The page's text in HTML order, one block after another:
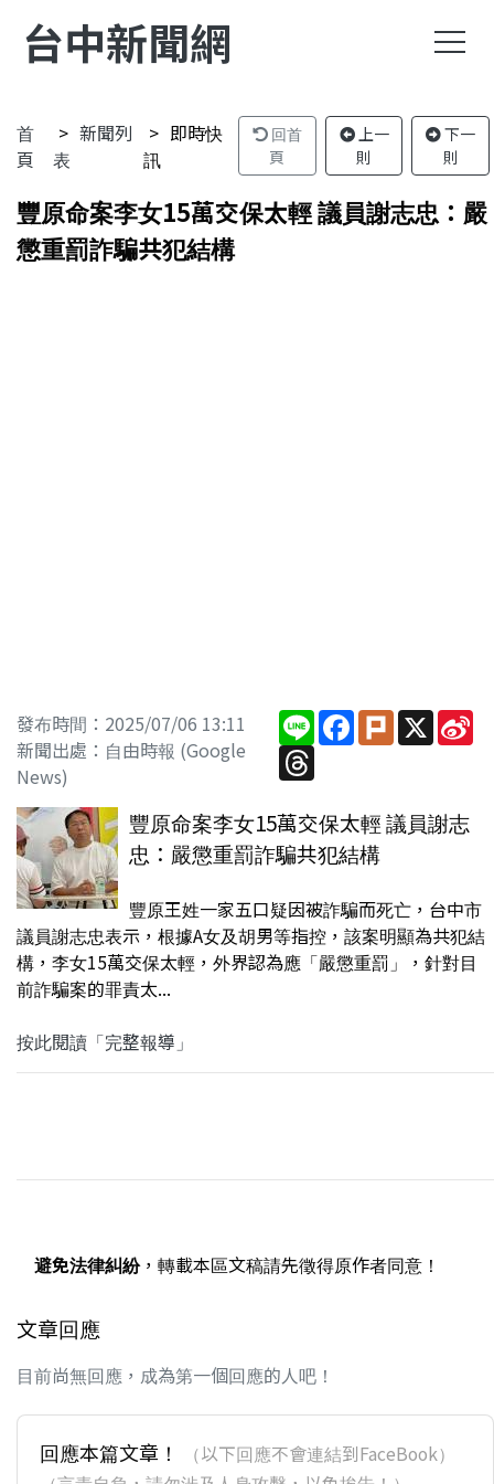
台中新聞網
首
頁
新聞列
表
即時快
訊
回首
頁
上一
則
下一
則
豐原命案李女15萬交保太輕 議員謝志忠：嚴
懲重罰詐騙共犯結構
發布時間：2025/07/06 13:11
新聞出處：自由時報 (Google
News)
Line Facebook
PlurkX
Threads
豐原命案李女15萬交保太輕 議員謝志
忠：嚴懲重罰詐騙共犯結構
豐原王姓一家五口疑因被詐騙而死亡，台中市
議員謝志忠表示，根據A女及胡男等指控，該案明顯為共犯結
構，李女15萬交保太輕，外界認為應「嚴懲重罰」，針對目
前詐騙案的罪責太...
按此閱讀「完整報導」
避免法律糾紛，轉載本區文稿請先徵得原作者同意！
文章回應
目前尚無回應，成為第一個回應的人吧！
回應本篇文章！
（以下回應不會連結到FaceBook）